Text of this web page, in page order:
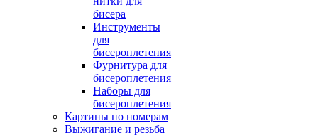
бисера
Инструменты
для
бисероплетения
Фурнитура для
бисероплетения
Наборы для
бисероплетения
Картины по номерам
Выжигание и резьба